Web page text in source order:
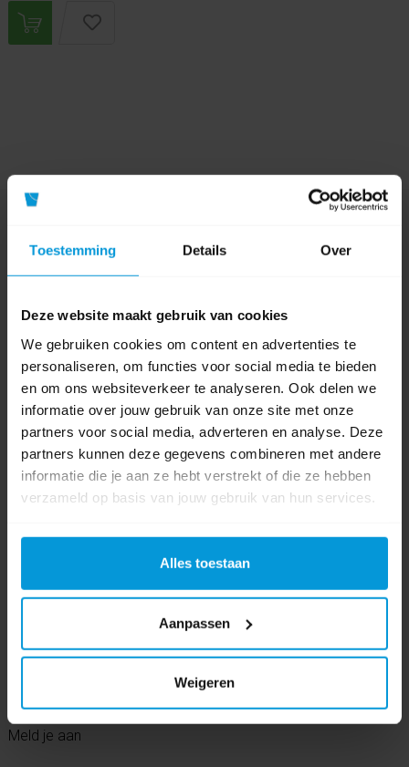
Toestemming Details Over
Deze website maakt gebruik van cookies
We gebruiken cookies om content en advertenties te
personaliseren, om functies voor social media te bieden
en om ons websiteverkeer te analyseren. Ook delen we
informatie over jouw gebruik van onze site met onze
partners voor social media, adverteren en analyse. Deze
partners kunnen deze gegevens combineren met andere
informatie die je aan ze hebt verstrekt of die ze hebben
verzameld op basis van jouw gebruik van hun services.
Alles toestaan
Aanpassen
Weigeren
Onze product specialisten staan voor je klaar!
E-mail
info@avodesch.nl
Avodesch B.V.
Bijsterhuizen 50-12
6604 LZ Wijchen
Volg ons op
Onze nieuwsbrief
Meld je aan